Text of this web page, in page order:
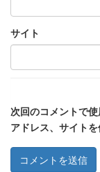
サイト
次回のコメントで
アドレス、サイトを